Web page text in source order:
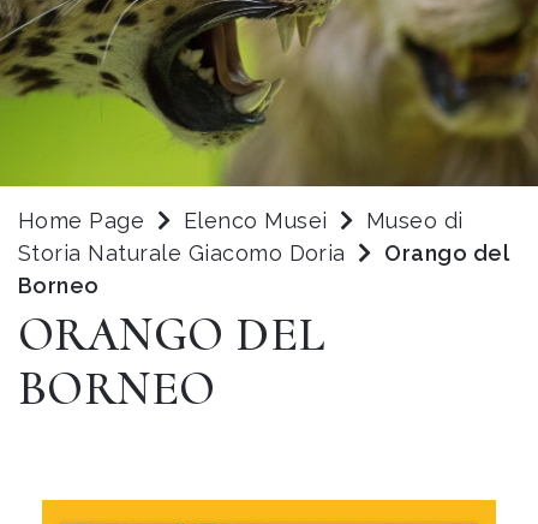
Home Page Elenco Musei
Museo di
Storia Naturale Giacomo Doria
Orango del
Borneo
ORANGO DEL
BORNEO